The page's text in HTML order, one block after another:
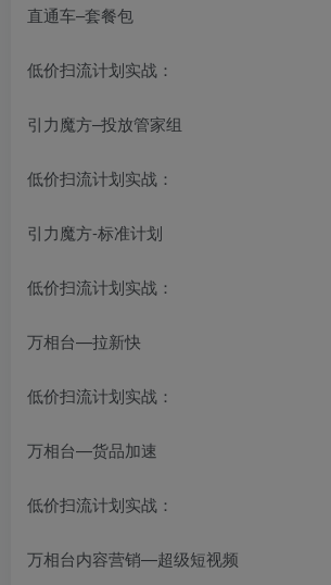
直通车–套餐包
低价扫流计划实战：
引力魔方–投放管家组
低价扫流计划实战：
引力魔方-标准计划
低价扫流计划实战：
万相台—拉新快
低价扫流计划实战：
万相台—货品加速
低价扫流计划实战：
万相台内容营销—超级短视频